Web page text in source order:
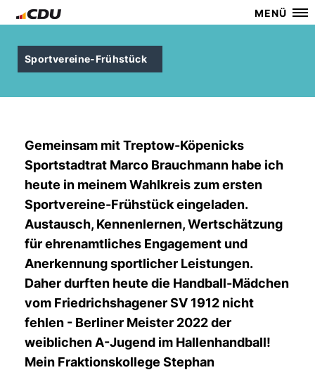
MENÜ
Sportvereine-Frühstück
Gemeinsam mit Treptow-Köpenicks
Sportstadtrat Marco Brauchmann habe ich
heute in meinem Wahlkreis zum ersten
Sportvereine-Frühstück eingeladen.
Austausch, Kennenlernen, Wertschätzung
für ehrenamtliches Engagement und
Anerkennung sportlicher Leistungen.
Daher durften heute die Handball-Mädchen
vom Friedrichshagener SV 1912 nicht
fehlen - Berliner Meister 2022 der
weiblichen A-Jugend im Hallenhandball!
Mein Fraktionskollege Stephan